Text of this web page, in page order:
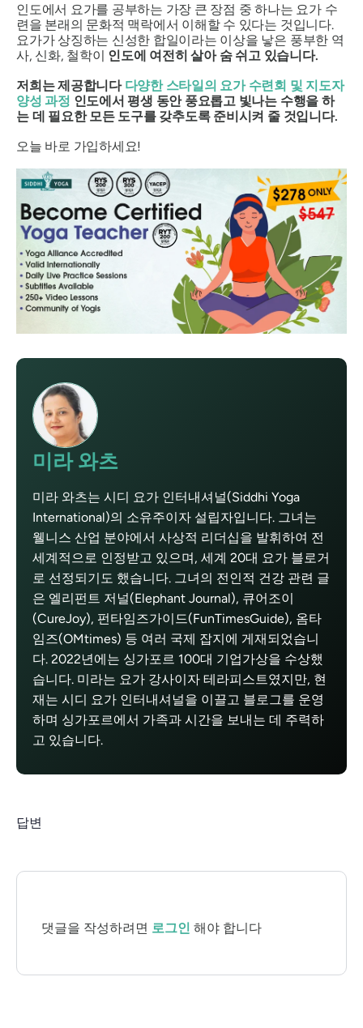
인도에서 요가를 공부하는 가장 큰 장점 중 하나는 요가 수
련을 본래의 문화적 맥락에서 이해할 수 있다는 것입니다.
요가가 상징하는 신성한 합일이라는 이상을 낳은 풍부한 역
사, 신화, 철학이 인도에 여전히 살아 숨 쉬고 있습니다.
저희는 제공합니다 다양한 스타일의 요가 수련회 및 지도자
양성 과정 인도에서 평생 동안 풍요롭고 빛나는 수행을 하
는 데 필요한 모든 도구를 갖추도록 준비시켜 줄 것입니다.
오늘 바로 가입하세요!
미라 와츠
미라 와츠는 시디 요가 인터내셔널(Siddhi Yoga
International)의 소유주이자 설립자입니다. 그녀는
웰니스 산업 분야에서 사상적 리더십을 발휘하여 전
세계적으로 인정받고 있으며, 세계 20대 요가 블로거
로 선정되기도 했습니다. 그녀의 전인적 건강 관련 글
은 엘리펀트 저널(Elephant Journal), 큐어조이
(CureJoy), 펀타임즈가이드(FunTimesGuide), 옴타
임즈(OMtimes) 등 여러 국제 잡지에 게재되었습니
다. 2022년에는 싱가포르 100대 기업가상을 수상했
습니다. 미라는 요가 강사이자 테라피스트였지만, 현
재는 시디 요가 인터내셔널을 이끌고 블로그를 운영
하며 싱가포르에서 가족과 시간을 보내는 데 주력하
고 있습니다.
답변
댓글을 작성하려면 로그인 해야 합니다